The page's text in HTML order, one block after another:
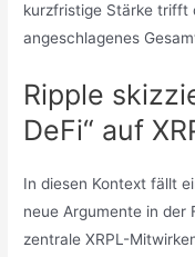
kurzfristige Stärke trifft
angeschlagenes
Ripple
DeFi“ auf
In diesen Kontext fällt
neue Argumente in der
zentrale XRPL-